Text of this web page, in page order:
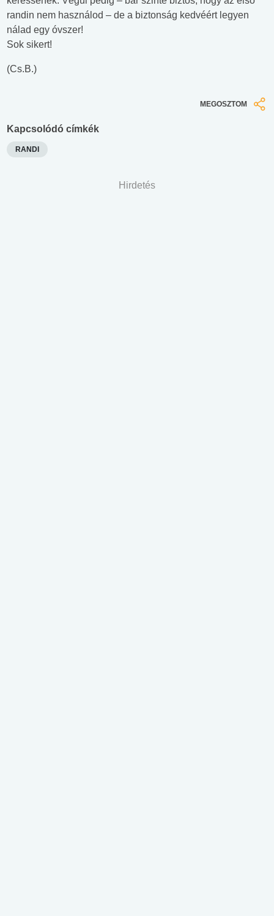
randin nem használod – de a biztonság kedvéért legyen
nálad egy óvszer!
Sok sikert!
(Cs.B.)
MEGOSZTOM
Kapcsolódó címkék
RANDI
Hirdetés